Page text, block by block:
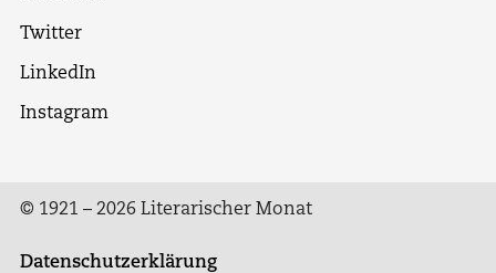
Twitter
LinkedIn
Instagram
© 1921 – 2026 Literarischer Monat
Datenschutzerklärung